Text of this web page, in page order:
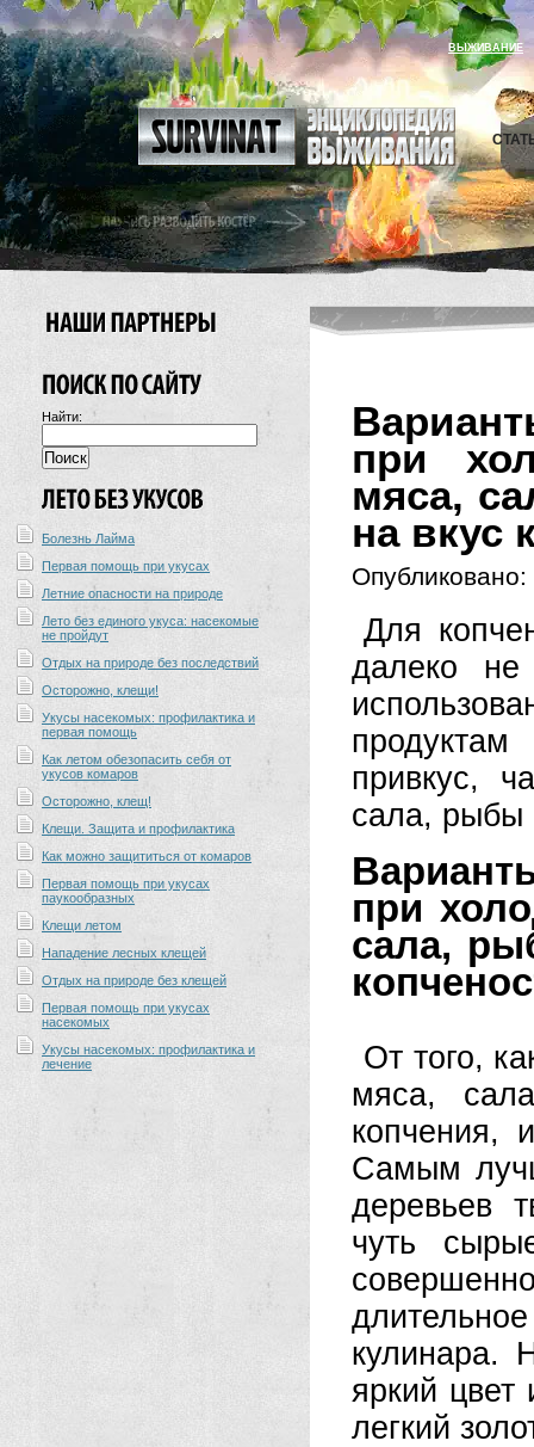
ВЫЖИВАНИЕ
Найти:
Болезнь Лайма
Первая помощь при укусах
Летние опасности на природе
Лето без единого укуса: насекомые
не пройдут
Отдых на природе без последствий
Осторожно, клещи!
Укусы насекомых: профилактика и
первая помощь
Как летом обезопасить себя от
укусов комаров
Осторожно, клещ!
Клещи. Защита и профилактика
Как можно защититься от комаров
Первая помощь при укусах
паукообразных
Клещи летом
Нападение лесных клещей
Отдых на природе без клещей
Первая помощь при укусах
насекомых
Укусы насекомых: профилактика и
лечение
при
мяса,
на вкус
Опубликовано:
Для
далеко
привкус,
сала,
при
сала,
От того,
мяса,
копчения,
Самым
деревьев
чуть
кулинара.
яркий цвет
легкий